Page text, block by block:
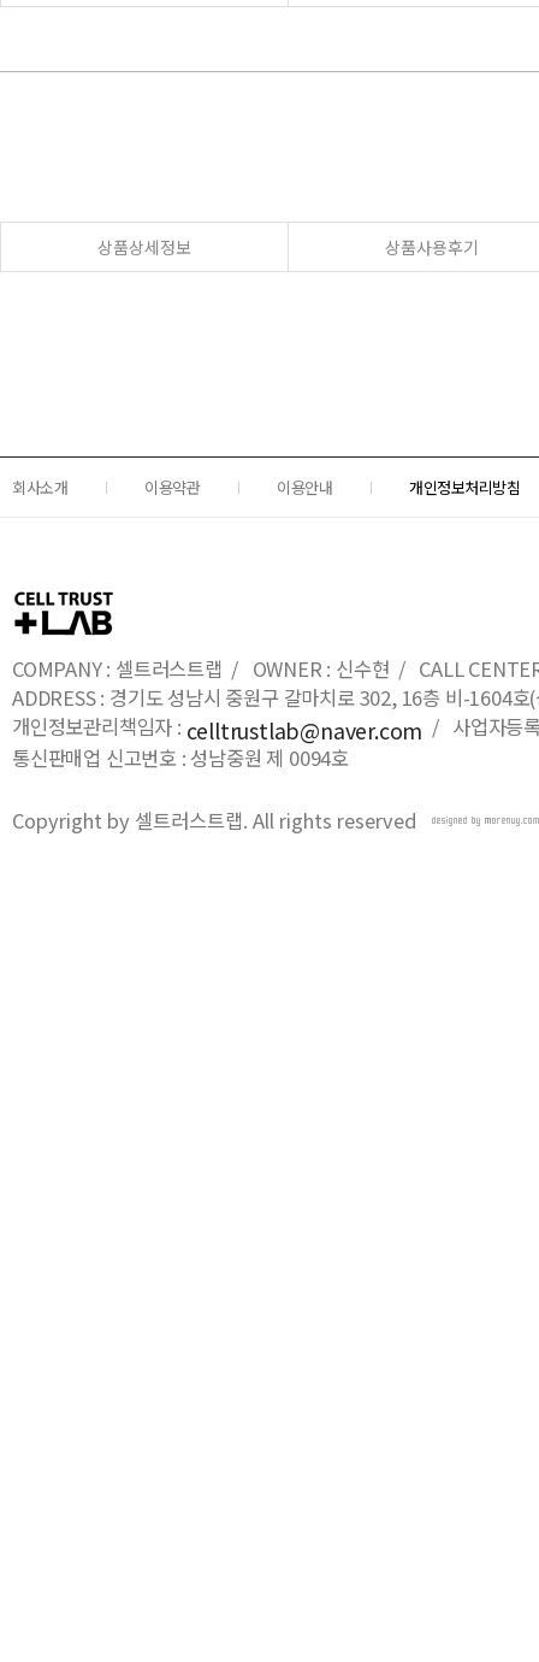
상품상세정보 상품사용후기
회사소개 이용약관 이용안내 개인정보처리방침
COMPANY : 셀트러스트랩 / OWNER : 신수현 / CALL
ADDRESS : 경기도 성남시 중원구 갈마치로 302, 16층 비-1604
개인정보관리책임자 : celltrustlab@naver.com / 사업자등
통신판매업 신고번호 : 성남중원 제 0094호
Copyright by 셀트러스트랩. All rights reserved